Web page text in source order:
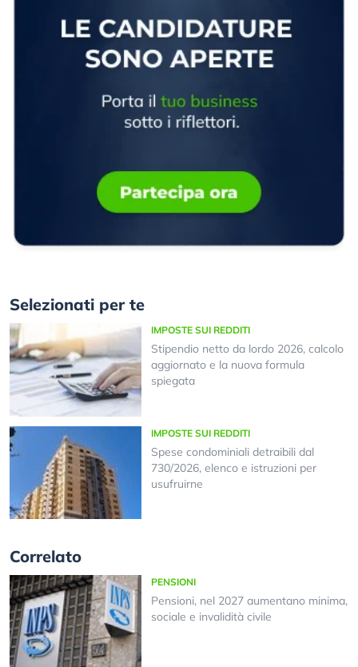
Selezionati per te
IMPOSTE SUI REDDITI
Stipendio netto da lordo 2026, calcolo
aggiornato e la nuova formula
spiegata
IMPOSTE SUI REDDITI
Spese condominiali detraibili dal
730/2026, elenco e istruzioni per
usufruirne
Correlato
PENSIONI
Pensioni, nel 2027 aumentano minima,
sociale e invalidità civile